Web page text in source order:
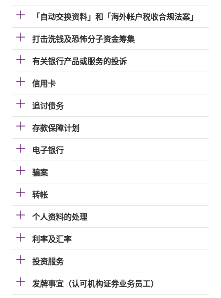
「自动交换资料」和「海外帐户税收合规法案」
打击洗钱及恐怖分子资金筹集
有关银行产品或服务的投诉
信用卡
追讨债务
存款保障计划
电子银行
骗案
转帐
个人资料的处理
利率及汇率
投资服务
发牌事宜（认可机构证券业务员工）